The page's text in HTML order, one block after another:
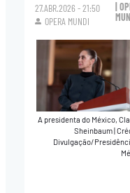
27.ABR.2026 - 21:50
OPERA MUNDI
|
A presidenta do México,
Sheinbaum
Divulgação/